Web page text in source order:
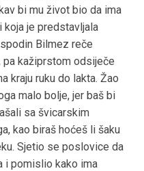
bi mu život bio da ima
je predstavljala
Bilmez reče
pa kažiprstom odsiječe
kraju ruku do lakta. Žao
malo bolje, jer baš bi
sa švicarskim
kao biraš hoćeš li šaku
Sjetio se poslovice da
i pomislio kako ima